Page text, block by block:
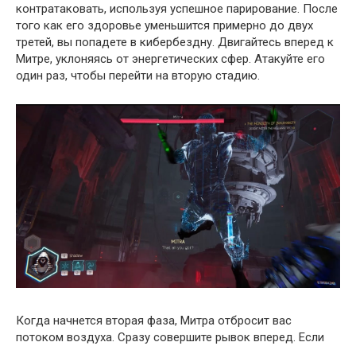
контратаковать, используя успешное парирование. После
того как его здоровье уменьшится примерно до двух
третей, вы попадете в кибербездну. Двигайтесь вперед к
Митре, уклоняясь от энергетических сфер. Атакуйте его
один раз, чтобы перейти на вторую стадию.
Когда начнется вторая фаза, Митра отбросит вас
потоком воздуха. Сразу совершите рывок вперед. Если